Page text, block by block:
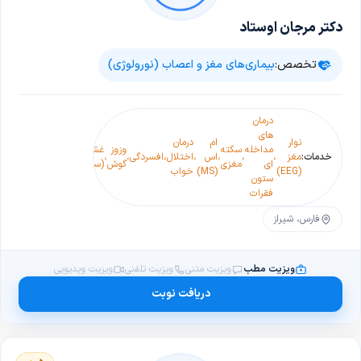
دکتر مرجان اوستاد
تخصص:بیماری‌های مغز و اعصاب (نورولوژی)
خدمات:
نوار
مغز
(EEG)
،
درمان
های
مداخله
ای
ستون
فقرات
،سکته
مغزی،
ام
اس
(MS)
،
درمان
اختلال
خواب
،افسردگی،وزوز
گوش،غش
(سنکوپ)
فارس، شیراز
ویزیت مطب ویزیت متنی ویزیت تلفنی ویزیت ویدیویی
دریافت نوبت